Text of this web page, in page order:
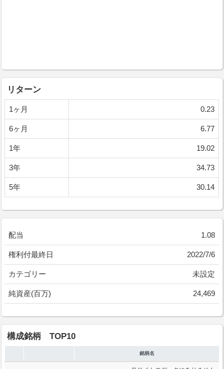
リターン
1ヶ月 0.23
6ヶ月 6.77
1年 19.02
3年 34.73
5年 30.14
配当 1.08
権利付最終日 2022/7/6
カテゴリー 未設定
純資産(百万) 24,469
構成銘柄 TOP10
銘柄名